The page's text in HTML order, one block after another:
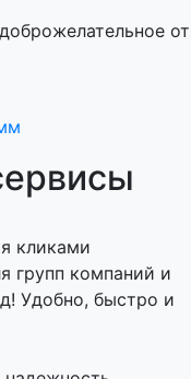
кликами
групп компаний и
Удобно, быстро и